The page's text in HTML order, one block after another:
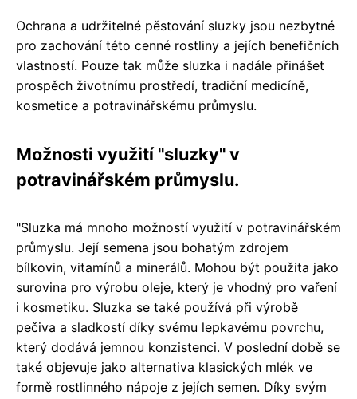
Ochrana a udržitelné pěstování sluzky jsou nezbytné
pro zachování této cenné rostliny a jejích benefičních
vlastností. Pouze tak může sluzka i nadále přinášet
prospěch životnímu prostředí, tradiční medicíně,
kosmetice a potravinářskému průmyslu.
Možnosti využití "sluzky" v
potravinářském průmyslu.
"Sluzka má mnoho možností využití v potravinářském
průmyslu. Její semena jsou bohatým zdrojem
bílkovin, vitamínů a minerálů. Mohou být použita jako
surovina pro výrobu oleje, který je vhodný pro vaření
i kosmetiku. Sluzka se také používá při výrobě
pečiva a sladkostí díky svému lepkavému povrchu,
který dodává jemnou konzistenci. V poslední době se
také objevuje jako alternativa klasických mlék ve
formě rostlinného nápoje z jejích semen. Díky svým